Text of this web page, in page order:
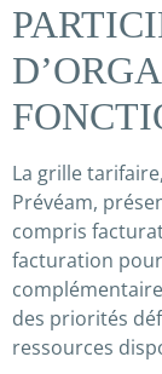
La grille
Prévéam,
compris
facturation
des priorités
ressources